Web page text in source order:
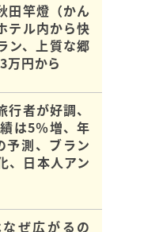
田竿燈（かん
テル内から快
ン、上質な郷
万円から
者が好調、
は5％増、年
予測、ブラン
、日本人アン
ぜ広がるの